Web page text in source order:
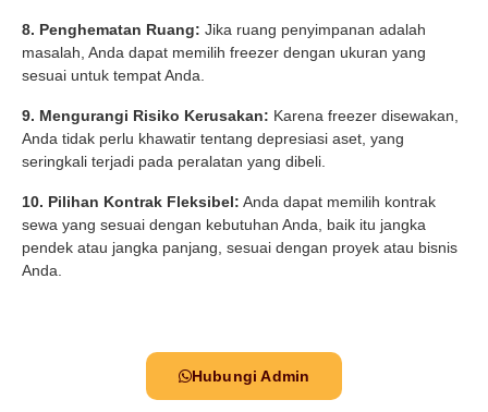
8. Penghematan Ruang: Jika ruang penyimpanan adalah
masalah, Anda dapat memilih freezer dengan ukuran yang
sesuai untuk tempat Anda.
9. Mengurangi Risiko Kerusakan: Karena freezer disewakan,
Anda tidak perlu khawatir tentang depresiasi aset, yang
seringkali terjadi pada peralatan yang dibeli.
10. Pilihan Kontrak Fleksibel: Anda dapat memilih kontrak
sewa yang sesuai dengan kebutuhan Anda, baik itu jangka
pendek atau jangka panjang, sesuai dengan proyek atau bisnis
Anda.
Hubungi Admin